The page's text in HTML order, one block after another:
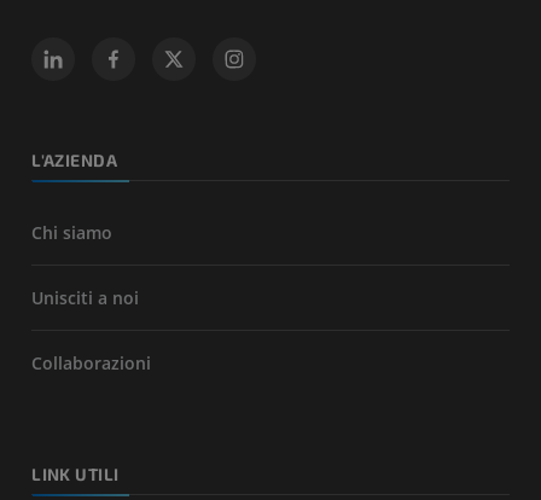
L'AZIENDA
Chi siamo
Unisciti a noi
Collaborazioni
LINK UTILI